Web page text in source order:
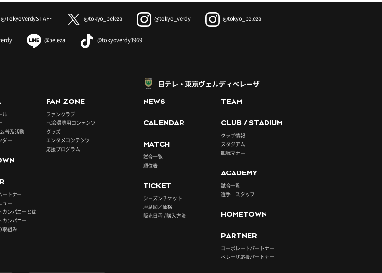
@TokyoVerdySTAFF @tokyo_beleza @tokyo_verdy @tokyo_beleza
@beleza @tokyoverdy1969
ル
普及活動
ダー
ートナー
ュー
カンパニーとは
カンパニー
取組み
FAN ZONE
ファンクラブ
FC会員専用コンテンツ
グッズ
エンタメコンテンツ
応援プログラム
日テレ・東京ヴェルディベレーザ
NEWS
CALENDAR
MATCH
試合一覧
順位表
TICKET
シーズンチケット
座席図／価格
販売日程 / 購入方法
TEAM
CLUB / STADIUM
クラブ情報
スタジアム
観戦マナー
ACADEMY
試合一覧
選手・スタッフ
HOMETOWN
PARTNER
コーポレートパートナー
ベレーザ応援パートナー